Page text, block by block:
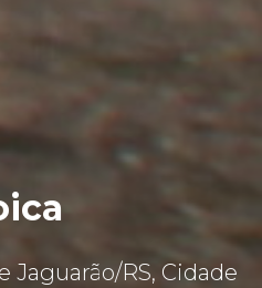
Jaguarão/RS, Cidade